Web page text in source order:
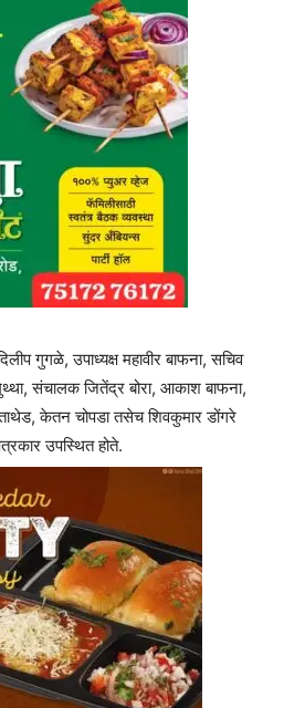
गुगळे, उपाध्यक्ष महावीर बाफना, सचिव
संचालक जितेंद्र बोरा, आकाश बाफना,
केतन चोपडा तसेच शिवकुमार डोंगरे
उपस्थित होते.